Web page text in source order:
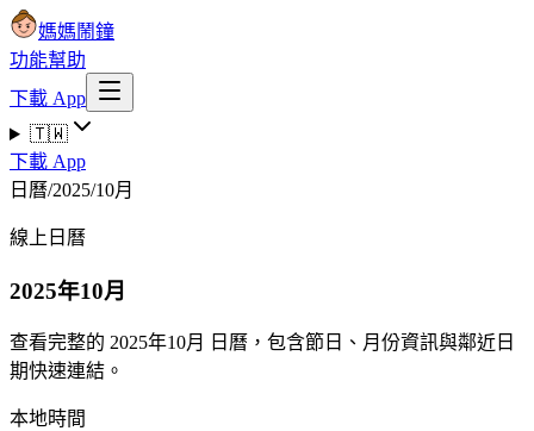
媽媽鬧鐘
功能幫助
下載 App
🇹🇼
下載 App
日曆/2025/10月
線上日曆
2025年10月
查看完整的 2025年10月 日曆，包含節日、月份資訊與鄰近日
期快速連結。
本地時間